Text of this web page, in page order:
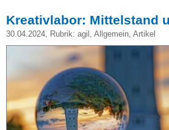
Kreativlabor: Mittelstand
30.04.2024, Rubrik: agil Allgemein, Artikel